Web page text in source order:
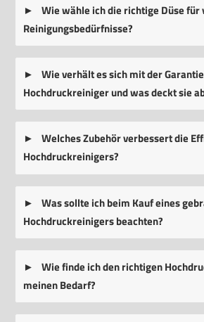
Wie wähle ich die richtige Düse für
Reinigungsbedürfnisse?
Wie verhält es sich mit der
Hochdruckreiniger und was deckt sie
Welches Zubehör verbessert die
Hochdruckreinigers?
Was sollte ich beim Kauf eines
Hochdruckreinigers beachten?
Wie finde ich den richtigen
meinen Bedarf?